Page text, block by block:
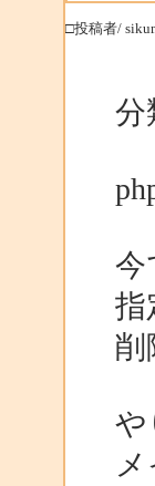
□投稿者/
分
今
指
削
や